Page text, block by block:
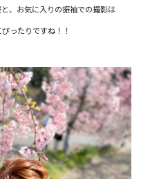
、お気に入りの振袖での撮影は
ったりですね！！